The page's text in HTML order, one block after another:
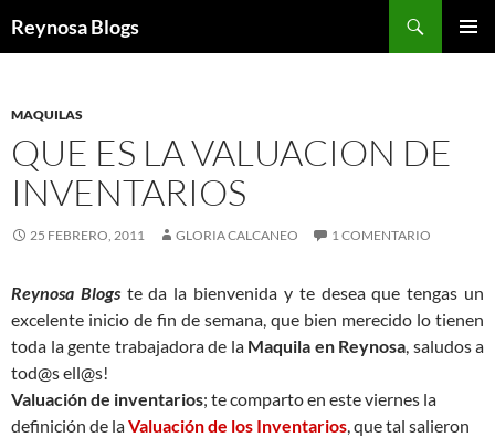
Reynosa Blogs
MAQUILAS
QUE ES LA VALUACION DE
INVENTARIOS
25 FEBRERO, 2011 GLORIA CALCANEO 1 COMENTARIO
Reynosa Blogste da la bienvenida y te desea que tengas un
excelente inicio de fin de semana, que bien merecido lo tienen
toda la gente trabajadora de la Maquila en Reynosa, saludos a
tod@s ell@s!
Valuación de inventarios; te comparto en este viernes la
definición de laValuación de los Inventarios, que tal salieron